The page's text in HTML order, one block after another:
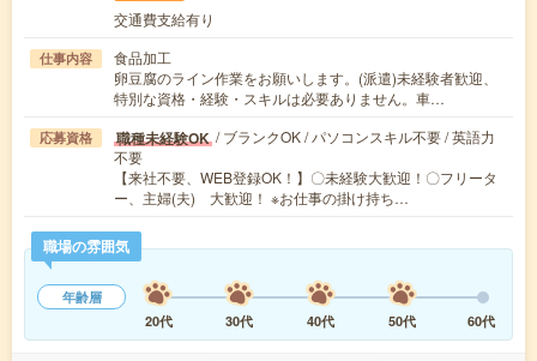
交通費支給有り
仕事内容
食品加工
卵豆腐のライン作業をお願いします。(派遣)未経験者歓迎、
特別な資格・経験・スキルは必要ありません。車…
応募資格 職種未経験OK / ブランクOK / パソコンスキル不要 / 英語力
不要
【来社不要、WEB登録OK！】〇未経験大歓迎！〇フリータ
ー、主婦(夫) 大歓迎！ ※お仕事の掛け持ち…
職場の雰囲気
年齢層
20代
30代 40代 50代 60代